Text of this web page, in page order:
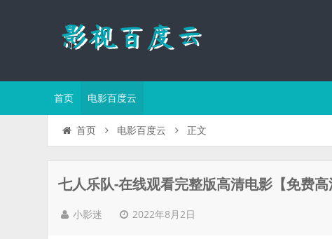
首页 电影百度云
首页 电影百度云 正文
七人乐队-在线观看完整版高清电影【免费
小影迷 2022年8月2日